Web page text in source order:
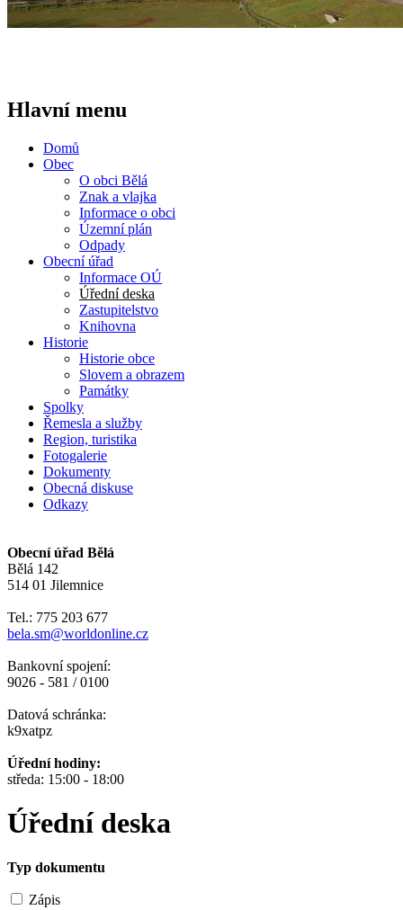
Hlavní menu
Domů
Obec
O obci Bělá
Znak a vlajka
Informace o obci
Územní plán
Odpady
Obecní úřad
Informace OÚ
Úřední deska
Zastupitelstvo
Knihovna
Historie
Historie obce
Slovem a obrazem
Památky
Spolky
Řemesla a služby
Region, turistika
Fotogalerie
Dokumenty
Obecná diskuse
Odkazy
Obecní úřad Bělá
Bělá 142
514 01 Jilemnice
Tel.: 775 203 677
bela.sm@worldonline.cz
Bankovní spojení:
9026 - 581 / 0100
Datová schránka:
k9xatpz
Úřední hodiny:
středa: 15:00 - 18:00
Úřední deska
Typ dokumentu
Zápis